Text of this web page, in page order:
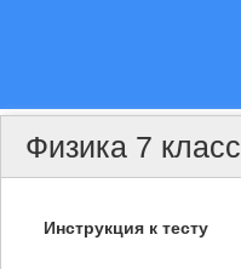
Физика 7 класс
Инструкция к тесту